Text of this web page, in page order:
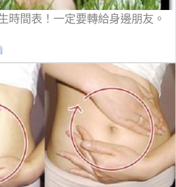
時間表！一定要轉給身邊朋友。